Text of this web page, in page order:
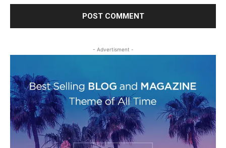
- Advertisment -